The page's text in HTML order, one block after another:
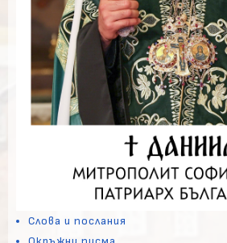
Слова и послания